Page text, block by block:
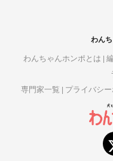
わん
わんちゃんホンポとは
専門家一覧
プライバシ